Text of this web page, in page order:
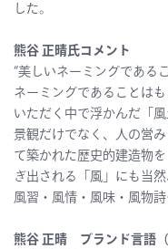
した。
熊谷 正晴氏コメント
“美しいネーミングである
ネーミングであることは
いただく中で浮かんだ「
景観だけでなく、人の営
て築かれた歴史的建造物
ぎ出される「風」にも当
風習・風情・風味・風物
熊谷 正晴 ブランド言語